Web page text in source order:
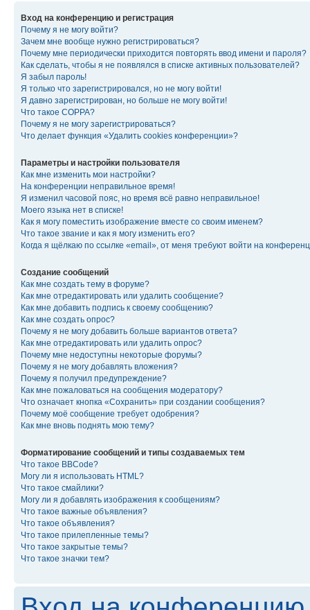
Вход на конференцию и регистрация
Почему я не могу войти?
Зачем мне вообще нужно регистрироваться?
Почему мне периодически приходится повторять ввод имени и пароля?
Как сделать, чтобы я не появлялся в списке активных пользователей?
Я забыл пароль!
Я только что зарегистрировался, но не могу войти!
Я давно зарегистрирован, но больше не могу войти!
Что такое COPPA?
Почему я не могу зарегистрироваться?
Что делает функция «Удалить cookies конференции»?
Параметры и настройки пользователя
Как мне изменить мои настройки?
На конференции неправильное время!
Я изменил часовой пояс, но время всё равно неправильное!
Моего языка нет в списке!
Как я могу поместить изображение вместе со своим именем?
Что такое звание и как я могу изменить его?
Когда я щёлкаю по ссылке «email», от меня требуют войти на
Создание сообщений
Как мне создать тему в форуме?
Как мне отредактировать или удалить сообщение?
Как мне добавить подпись к своему сообщению?
Как мне создать опрос?
Почему я не могу добавить больше вариантов ответа?
Как мне отредактировать или удалить опрос?
Почему мне недоступны некоторые форумы?
Почему я не могу добавлять вложения?
Почему я получил предупреждение?
Как мне пожаловаться на сообщения модератору?
Что означает кнопка «Сохранить» при создании сообщения?
Почему моё сообщение требует одобрения?
Как мне вновь поднять мою тему?
Форматирование сообщений и типы создаваемых тем
Что такое BBCode?
Могу ли я использовать HTML?
Что такое смайлики?
Могу ли я добавлять изображения к сообщениям?
Что такое важные объявления?
Что такое объявления?
Что такое прилепленные темы?
Что такое закрытые темы?
Что такое значки тем?